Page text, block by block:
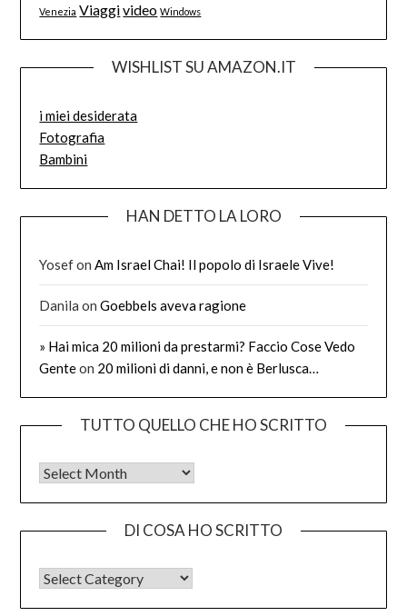
Venezia Viaggivideo Windows
WISHLIST SU AMAZON.IT
i miei desiderata
Fotografia
Bambini
HAN DETTO LA LORO
Yosefon Am Israel Chai! Il popolo di Israele Vive!
Danila onGoebbels aveva ragione
» Hai mica 20 milioni da prestarmi? Faccio Cose Vedo
Genteon 20 milioni di danni, e non è Berlusca…
TUTTO QUELLO CHE HO SCRITTO
Tutto quello che ho scritto
DI COSA HO SCRITTO
DI COSA HO SCRITTO